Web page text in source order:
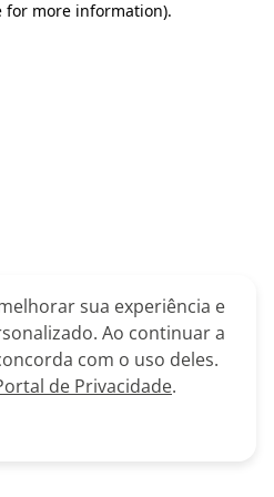
for more information).
sua experiência e
Ao continuar a
com o uso deles.
de Privacidade.